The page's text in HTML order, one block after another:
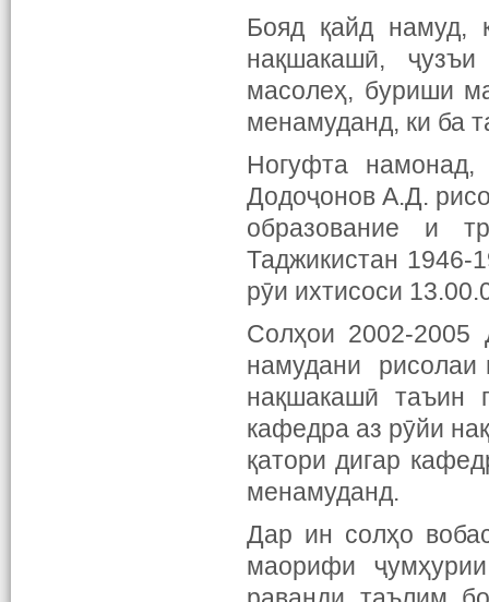
Бояд қайд намуд,
нақшакашӣ,
масолеҳ, буриши
менамуданд, ки ба
Ногуфта
Додоҷонов А.Д.
образование и
Таджикистан 1946-
рӯи ихтисоси
Солҳои 2002-
намудани рисолаи
нақшакашӣ таъин
кафедра аз рӯйи
қатори дигар
менамуданд.
Дар ин солҳо
маорифи